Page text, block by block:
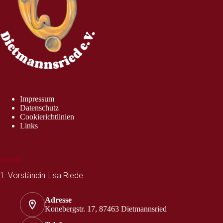
Impressum
Datenschutz
Cookierichtlinien
Links
Kontakt
1. Vorständin Lisa Riede
Adresse
Konebergstr. 17, 87463 Dietmannsried